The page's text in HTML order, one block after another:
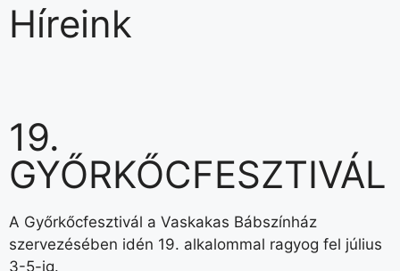
Híreink
19.
GYŐRKŐCFESZTIVÁL
A Győrkőcfesztivál a Vaskakas Bábszínház
szervezésében idén 19. alkalommal ragyog fel július
3-5-ig.